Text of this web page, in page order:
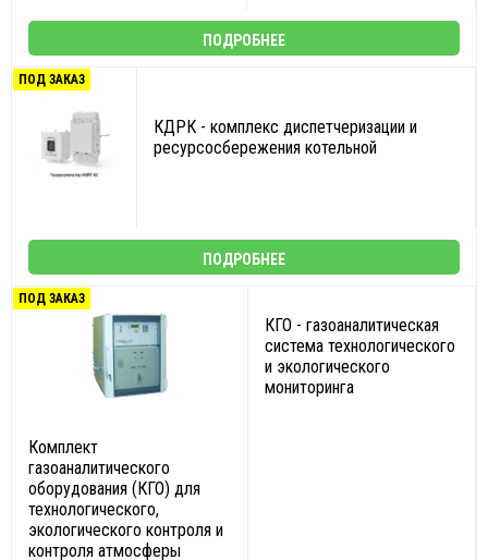
ПОДРОБНЕЕ
ПОД ЗАКАЗ
КДРК - комплекс диспетчеризации и
ресурсосбережения котельной
ПОДРОБНЕЕ
ПОД ЗАКАЗ
КГО - газоаналитическая
система технологического
и экологического
мониторинга
Комплект
газоаналитического
оборудования (КГО) для
технологического,
экологического контроля и
контроля атмосферы